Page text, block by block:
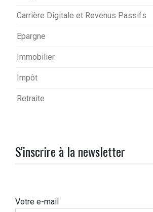
Carrière Digitale et Revenus Passifs
Epargne
Immobilier
Impôt
Retraite
S'inscrire à la newsletter
Votre e-mail